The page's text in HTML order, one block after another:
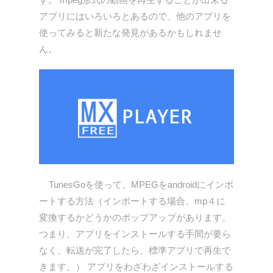
アプリにはいろいろとあるので、他のアプリを
使ってみると新たな発見があるかもしれませ
ん。
TunesGoを使って、MPEGをandroidにインポ
ートする方法（インポートする場合、mp４に
変換するかどうかのポップアップがあります。
つまり、アプリをインストールする手間が要ら
なく、転送が完了したら、標準アプリで再生で
きます。） アプリをわざわざインストールする